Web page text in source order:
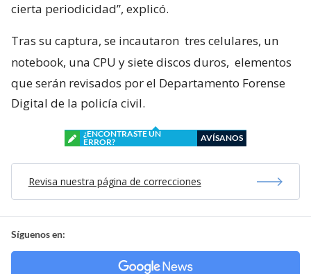
cierta periodicidad”, explicó.
Tras su captura, se incautaron tres celulares, un
notebook, una CPU y siete discos duros, elementos
que serán revisados por el Departamento Forense
Digital de la policía civil.
¿ENCONTRASTE UN
ERROR?
AVÍSANOS
Revisa nuestra página de correcciones
Síguenos en: